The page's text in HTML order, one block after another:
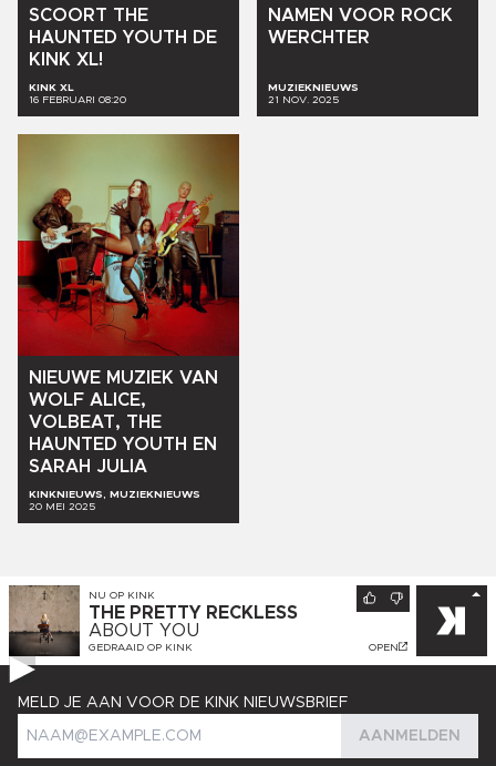
SCOORT THE
HAUNTED YOUTH
DE
KINK XL!
KINK XL
16 FEBRUARI 08:20
NAMEN VOOR ROCK
WERCHTER
MUZIEKNIEUWS
21 NOV. 2025
NIEUWE MUZIEK VAN
WOLF ALICE,
VOLBEAT, THE
HAUNTED YOUTH
EN
SARAH JULIA
KINKNIEUWS, MUZIEKNIEUWS
20 MEI 2025
NU OP KINK
THE PRETTY RECKLESS
ABOUT YOU
GEDRAAID OP KINK OPEN
MELD JE AAN VOOR DE KINK NIEUWSBRIEF
AANMELDEN